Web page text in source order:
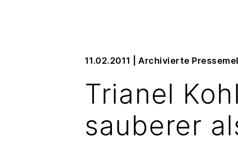
11.02.2011 Archivierte
Trianel
sauberer